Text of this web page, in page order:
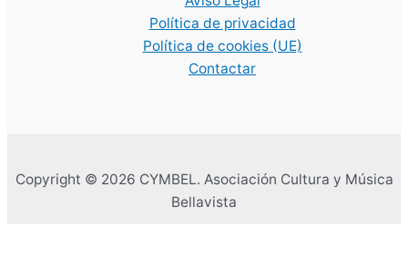
Política de privacidad
Política de cookies (UE)
Contactar
Copyright © 2026 CYMBEL. Asociación Cultura y Música
Bellavista